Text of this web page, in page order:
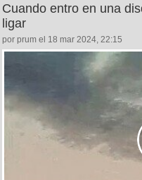
Cuando entro en una
ligar
por prum el 18 mar 2024, 22:15